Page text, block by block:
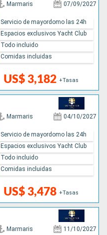
Marmaris 07/09/2027
US$ 3,182 +Tasas
Servicio de mayordomo las 24h
Espacios exclusivos Yacht Club
Todo incluido
Comidas incluidas
Marmaris 04/10/2027
US$ 3,478 +Tasas
Servicio de mayordomo las 24h
Espacios exclusivos Yacht Club
Todo incluido
Comidas incluidas
Marmaris 11/10/2027